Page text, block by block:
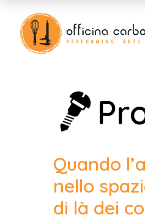
Quando
nello
di là dei